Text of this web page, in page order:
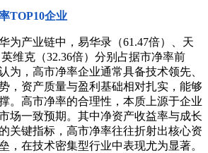
TOP10企业
产业链中，易华录（61.47倍）、天
维克（32.36倍）分别占据市净率前
为，高市净率企业通常具备技术领先、
，资产质量与盈利基础相对扎实，能够
。高市净率的合理性，本质上源于企业
场一致预期。其中净资产收益率与成长
关键指标，高市净率往往折射出核心资
，在技术密集型行业中表现尤为显著。